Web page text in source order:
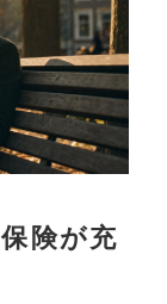
険が充